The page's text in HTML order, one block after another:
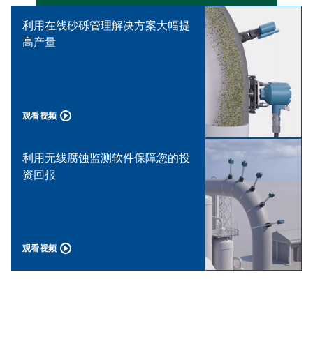
利用在线砂砾管理解决方案大幅提
高产量
观看视频
利用无线腐蚀监测软件保障您的投
资回报
观看视频